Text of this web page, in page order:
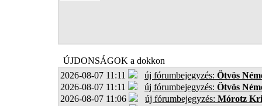
ÚJDONSÁGOK a dokkon
2026-08-07 11:11
új fórumbejegyzés: Ötvös
2026-08-07 11:11
új fórumbejegyzés: Ötvös
2026-08-07 11:06
új fórumbejegyzés: Mórotz